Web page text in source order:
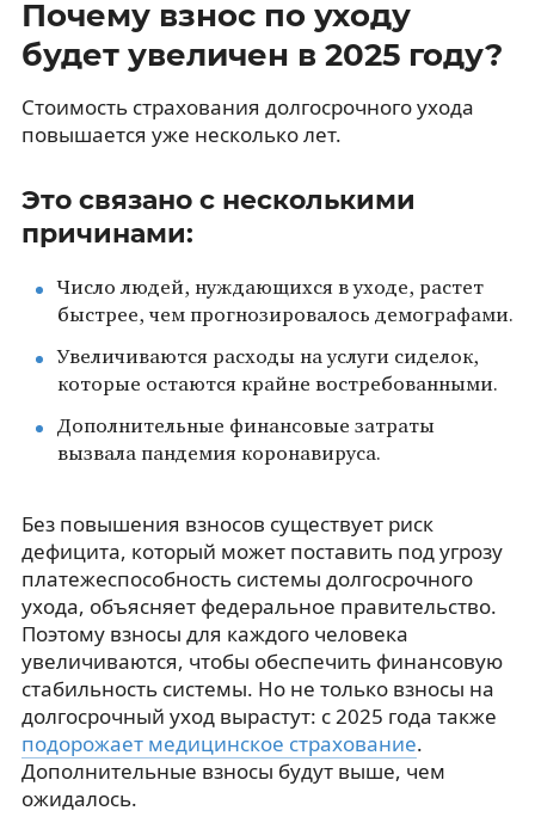
Почему взнос по уходу
будет увеличен в 2025 году?
Стоимость страхования долгосрочного ухода
повышается уже несколько лет.
Это связано с несколькими
причинами:
Число людей, нуждающихся в уходе, растет
быстрее, чем прогнозировалось демографами.
Увеличиваются расходы на услуги сиделок,
которые остаются крайне востребованными.
Дополнительные финансовые затраты
вызвала пандемия коронавируса.
Без повышения взносов существует риск
дефицита, который может поставить под угрозу
платежеспособность системы долгосрочного
ухода, объясняет федеральное правительство.
Поэтому взносы для каждого человека
увеличиваются, чтобы обеспечить финансовую
стабильность системы. Но не только взносы на
долгосрочный уход вырастут: с 2025 года также
подорожает медицинское страхование.
Дополнительные взносы будут выше, чем
ожидалось.